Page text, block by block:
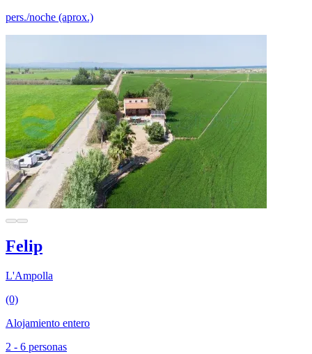
pers./noche (aprox.)
Felip
L'Ampolla
(0)
Alojamiento entero
2 - 6 personas